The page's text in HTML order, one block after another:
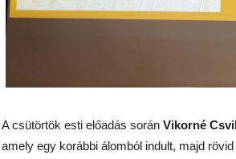
A csütörtök esti előadás során Vikorné
amely egy korábbi álomból indult, majd